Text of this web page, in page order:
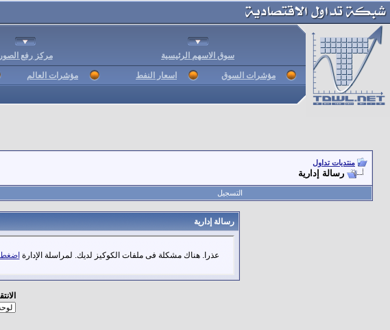
سوق الاسهم الرئيسية مركز رفع الصور
مؤشرات السوق اسعار النفط مؤشرات العالم
منتديات تداول
رسالة إدارية
التسجيل
رسالة إدارية
عذرا. هناك مشكلة فى ملفات الكوكيز لديك. لمراسلة الإدارة اضغط